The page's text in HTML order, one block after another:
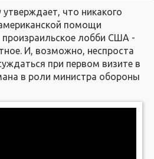
что никакого
помощи
лобби США -
И, возможно, неспроста
при первом визите в
в роли министра обороны